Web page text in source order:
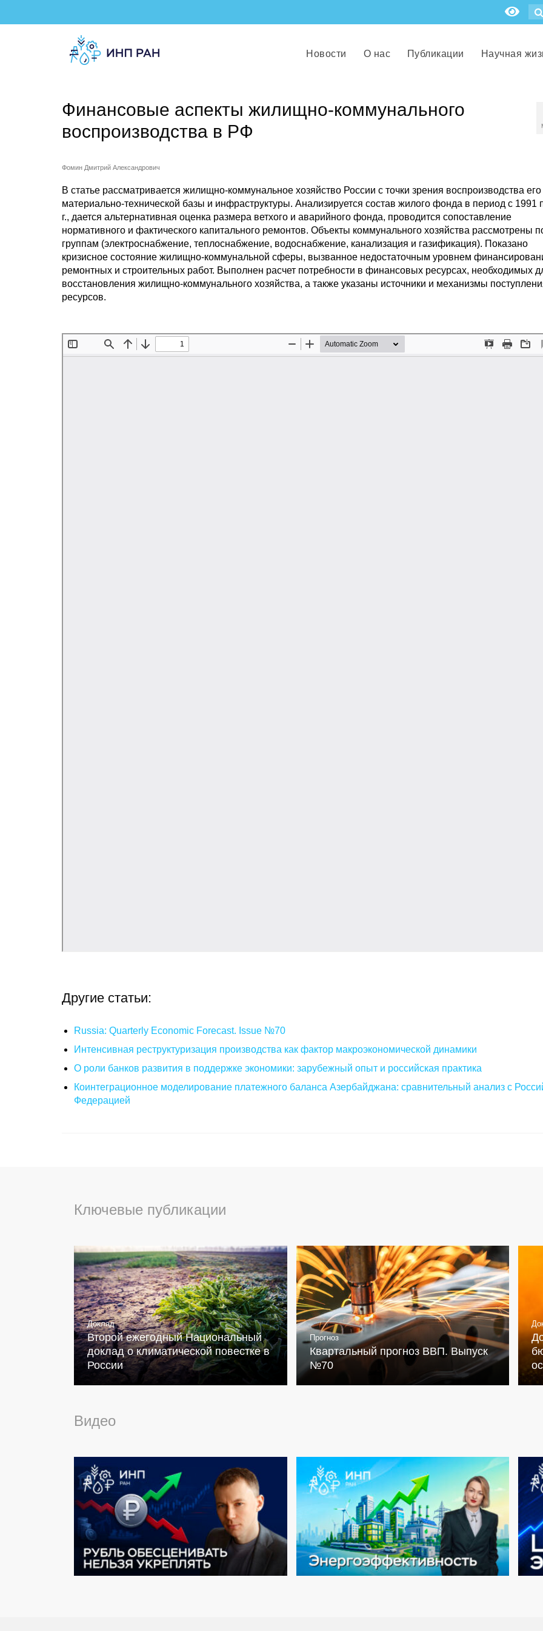
Новости О нас Публикации Научная
Финансовые аспекты жилищно-коммунального
воспроизводства в РФ
Фомин Дмитрий Александрович
В статье рассматривается жилищно-коммунальное хозяйство России с точки зрения воспроизводства его
материально-технической базы и инфраструктуры. Анализируется состав жилого фонда в период с 1991
г., дается альтернативная оценка размера ветхого и аварийного фонда, проводится сопоставление
нормативного и фактического капитального ремонтов. Объекты коммунального хозяйства рассмотрены
группам (электроснабжение, теплоснабжение, водоснабжение, канализация и газификация). Показано
кризисное состояние жилищно-коммунальной сферы, вызванное недостаточным уровнем
ремонтных и строительных работ. Выполнен расчет потребности в финансовых ресурсах, необходимых
восстановления жилищно-коммунального хозяйства, а также указаны источники и механизмы
ресурсов.
Другие статьи:
Russia: Quarterly Economic Forecast. Issue №70
Интенсивная реструктуризация производства как фактор макроэкономической динамики
О роли банков развития в поддержке экономики: зарубежный опыт и российская практика
Коинтеграционное моделирование платежного баланса Азербайджана: сравнительный анализ с
Федерацией
Ключевые публикации
Доклад
Второй ежегодный Национальный
доклад о климатической повестке в
России
Прогноз
Квартальный прогноз ВВП. Выпуск
№70
Видео